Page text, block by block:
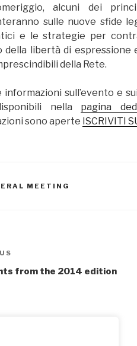
alcuni dei
sulle nuove sfide
e le strategie per
della libertà di espressione
della Rete.
informazioni sull’evento e
nella pagina
sono aperte ISCRIVITI
MEETING
from the 2014 edition